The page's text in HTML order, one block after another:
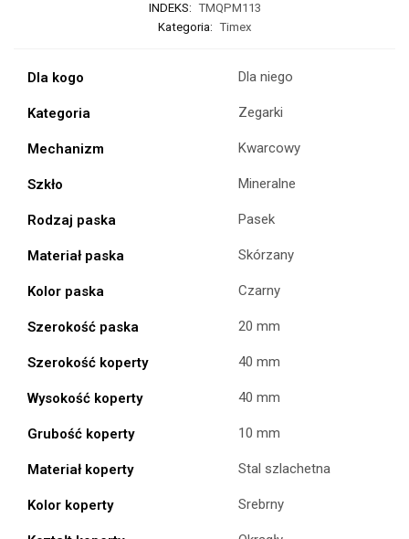
INDEKS: TMQPM113
Kategoria: Timex
Dla kogo Dla niego
Kategoria Zegarki
Mechanizm Kwarcowy
Szkło Mineralne
Rodzaj paska Pasek
Materiał paska Skórzany
Kolor paska Czarny
Szerokość paska 20 mm
Szerokość koperty 40 mm
Wysokość koperty 40 mm
Grubość koperty 10 mm
Materiał koperty Stal szlachetna
Kolor koperty Srebrny